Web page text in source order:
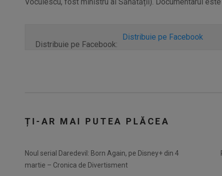
Distribuie pe Facebook:
Distribuie pe Facebook
ȚI-AR MAI PUTEA PLĂCEA
Noul serial Daredevil: Born Again, pe Disney+ din 4
martie – Cronica de Divertisment